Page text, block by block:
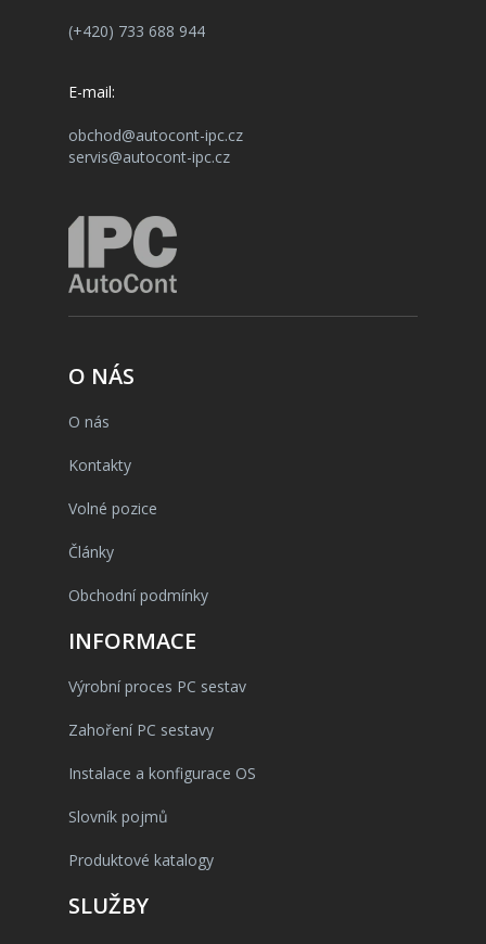
(+420) 733 688 944
E-mail:
obchod@autocont-ipc.cz
servis@autocont-ipc.cz
O NÁS
O nás
Kontakty
Volné pozice
Články
Obchodní podmínky
INFORMACE
Výrobní proces PC sestav
Zahoření PC sestavy
Instalace a konfigurace OS
Slovník pojmů
Produktové katalogy
SLUŽBY